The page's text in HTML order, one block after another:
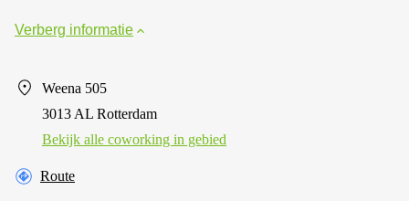
Verberg informatie
Weena 505
3013 AL Rotterdam
Bekijk alle сoworking in gebied
Route